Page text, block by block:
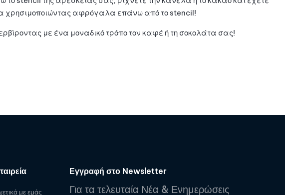
χρησιμοποιώντας αφρόγαλα επάνω από το stencil!
με ένα μοναδικό τρόπο τον καφέ ή τη σοκολάτα σας!
με εμάς
Εγγραφή στο Newsletter
Για τα τελευταία Νέα & Ενημερώσεις